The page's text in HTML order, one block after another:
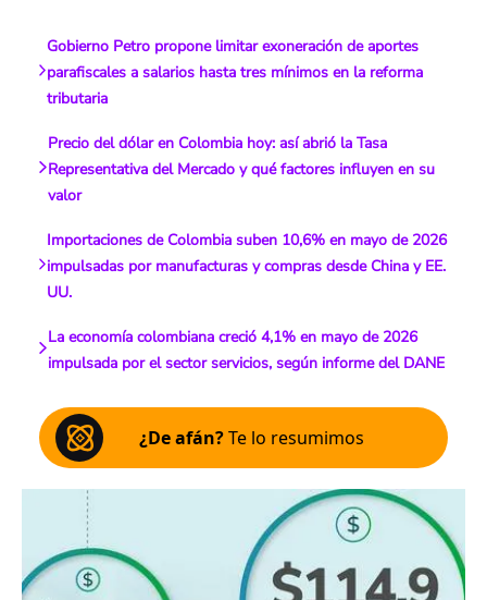
Gobierno Petro propone limitar exoneración de aportes
parafiscales a salarios hasta tres mínimos en la reforma
tributaria
Precio del dólar en Colombia hoy: así abrió la Tasa
Representativa del Mercado y qué factores influyen en su
valor
Importaciones de Colombia suben 10,6% en mayo de 2026
impulsadas por manufacturas y compras desde China y EE.
UU.
La economía colombiana creció 4,1% en mayo de 2026
impulsada por el sector servicios, según informe del DANE
¿De afán?Te lo resumimos